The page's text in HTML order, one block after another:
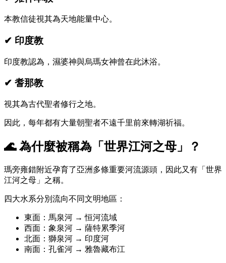
本教信徒視其為天地能量中心。
✔ 印度教
印度教認為，濕婆神與烏瑪女神曾在此沐浴。
✔ 耆那教
視其為古代聖者修行之地。
因此，每年都有大量朝聖者不遠千里前來轉湖祈福。
🌊 為什麼被稱為「世界江河之母」？
瑪旁雍錯附近孕育了亞洲多條重要河流源頭，因此又有「世界
江河之母」之稱。
四大水系分別流向不同文明地區：
東面：馬泉河 → 恒河流域
西面：象泉河 → 薩特累季河
北面：獅泉河 → 印度河
南面：孔雀河 → 雅魯藏布江